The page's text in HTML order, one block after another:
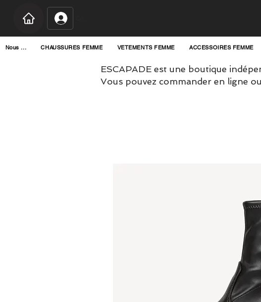
Nous ... CHAUSSURES FEMME VETEMENTS FEMME ACCESSOIRES FEMME
ESCAPADE est une boutique
Vous pouvez commander en ligne